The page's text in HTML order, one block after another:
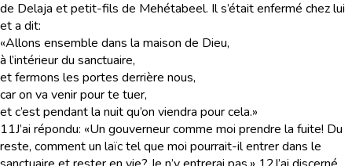
de Delaja et petit-fils de Mehétabeel. Il s’était enfermé chez lui
et a dit:
«Allons ensemble dans la maison de Dieu,
à l’intérieur du sanctuaire,
et fermons les portes derrière nous,
car on va venir pour te tuer,
et c’est pendant la nuit qu’on viendra pour cela.»
11J’ai répondu: «Un gouverneur comme moi prendre la fuite! Du
reste, comment un laïc tel que moi pourrait-il entrer dans le